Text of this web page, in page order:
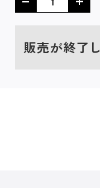
販売が終了